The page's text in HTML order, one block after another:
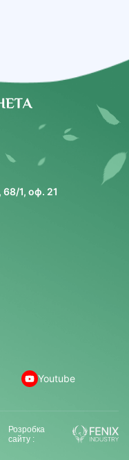
68/1, оф. 21
Youtube
Розробка
сайту :